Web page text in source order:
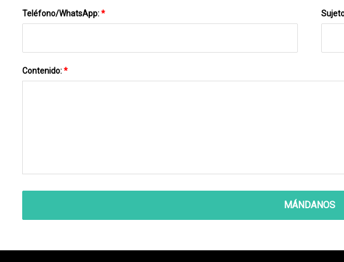
Teléfono/WhatsApp:*
Contenido:*
MÁNDANOS